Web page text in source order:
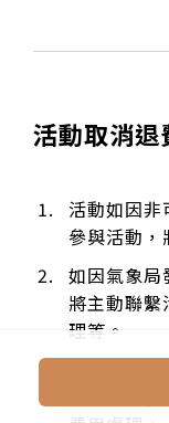
活動取消退
活動如因
參與活動，
如因氣象局
將主動聯
理等。
未達
活動日期(